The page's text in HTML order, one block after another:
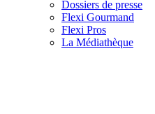
Dossiers de presse
Flexi Gourmand
Flexi Pros
La Médiathèque